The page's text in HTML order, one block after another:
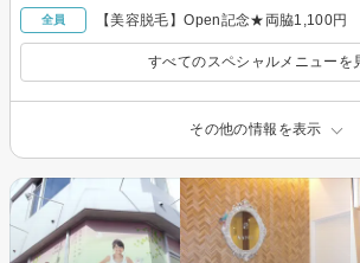
全員 【美容脱毛】Open記念★両脇1,100円
すべてのスペシャルメニューを
その他の情報を表示